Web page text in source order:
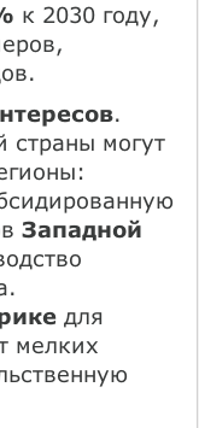
к 2030 году,
.
страны могут
Западной
для
мелких